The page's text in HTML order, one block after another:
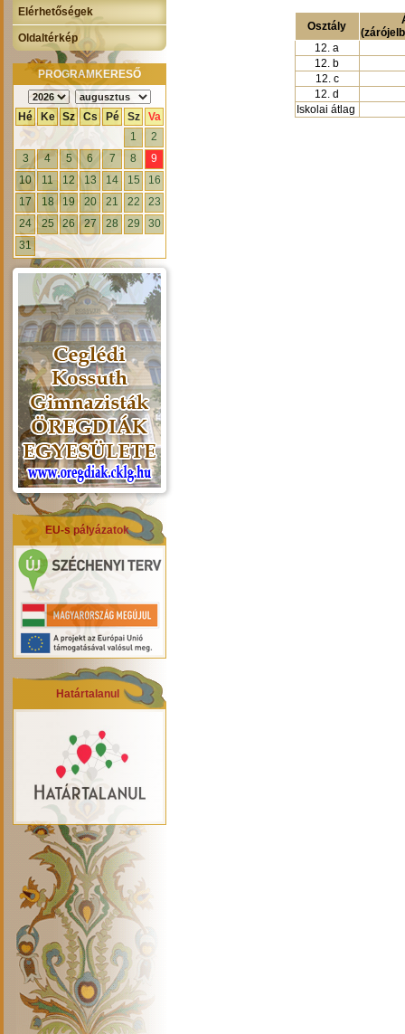
Elérhetőségek
Oldaltérkép
PROGRAMKERESŐ
Hé Ke Sz Cs Pé Sz
Va
1
2
3
4 5 6 7 8
9
10
11 12 13 14 15
16
17
18 19 20 21 22
23
24
25 26 27 28 29
30
31
EU-s pályázatok
Határtalanul
Osztály
12. a
12. b
12. c
12. d
Iskolai átlag